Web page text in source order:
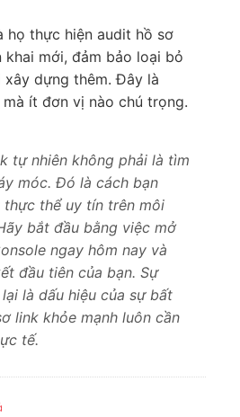
họ thực hiện audit hồ sơ
mới, đảm bảo loại bỏ
dựng thêm. Đây là
ít đơn vị nào chú trọng.
tự nhiên không phải là tìm
móc. Đó là cách bạn
thực thể uy tín trên môi
bắt đầu bằng việc mở
ngay hôm nay và
đầu tiên của bạn. Sự
là dấu hiệu của sự bất
link khỏe mạnh luôn cần
tế.